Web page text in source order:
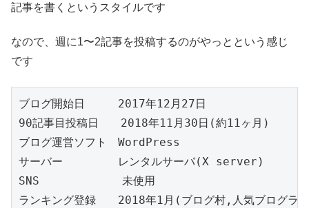
記事を書くというスタイルです
なので、週に1〜2記事を投稿するのがやっとという感じ
です
ブログ開始日　　　2017年12月27日
90記事目投稿日　　2018年11月30日(約11ヶ月)
ブログ運営ソフト　WordPress
サーバー　　　　　レンタルサーバ(X server)
SNS            未使用
ランキング登録　　2018年1月(ブログ村,人気ブログラ